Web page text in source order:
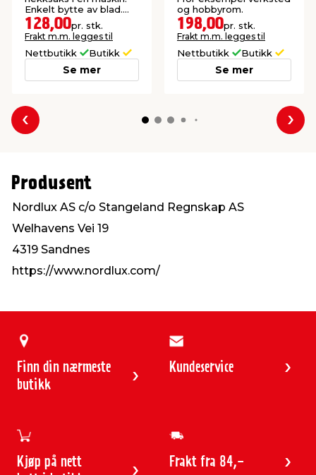
Enkelt bytte av blad.
Inkludert batteri og
lader.
128,00pr. stk.
Frakt m.m. legges til
Nettbutikk Butikk
Se mer
og hobbyrom.
198,00pr. stk.
Frakt m.m. legges til
Nettbutikk Butikk
Se mer
Forrige
Produsent
Nordlux AS c/o Stangeland Regnskap AS
Welhavens Vei 19
4319 Sandnes
https://www.nordlux.com/
Finn din nærmeste
butikk
Kundeservice
Kjøp på nett
Frakt fra 84,-